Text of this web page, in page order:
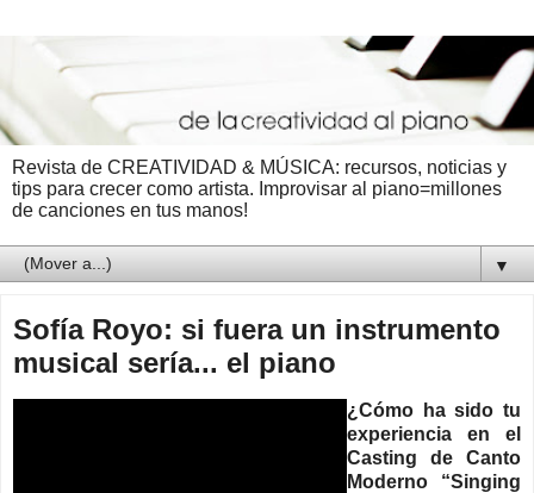
Revista de CREATIVIDAD & MÚSICA: recursos, noticias y
tips para crecer como artista. Improvisar al piano=millones
de canciones en tus manos!
▼
Sofía Royo: si fuera un instrumento
musical sería... el piano
¿Cómo ha sido tu
experiencia en el
Casting de Canto
Moderno “Singing